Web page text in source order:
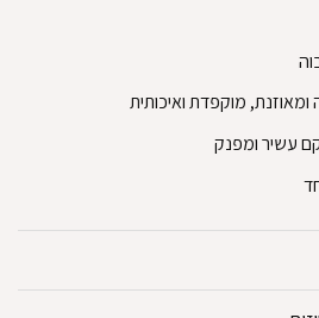
עשיר ומפנק